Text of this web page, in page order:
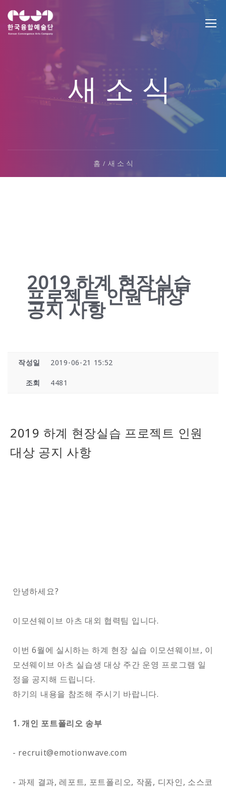
새 소 식
홈 새 소 식
2019 하계 현장실습
프로젝트 인원 대상
공지 사항
작성일 2019-06-21 15:52
조회 4481
2019 하계 현장실습 프로젝트 인원
대상 공지 사항
안녕하세요?
이모션웨이브 아츠 대외 협력팀 입니다.
이번 6월에 실시하는 하계 현장 실습 이모션웨이브, 이
모션웨이브 아츠 실습생 대상 주간 운영 프로그램 일
정을 공지해 드립니다.
하기의 내용을 참조해 주시기 바랍니다.
1. 개인 포트폴리오 송부
- recruit@emotionwave.com
- 과제 결과, 레포트, 포트폴리오, 작품, 디자인, 소스코